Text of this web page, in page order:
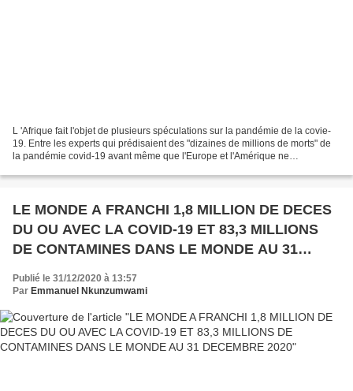
L 'Afrique fait l'objet de plusieurs spéculations sur la pandémie de la covie-
19. Entre les experts qui prédisaient des "dizaines de millions de morts" de
la pandémie covid-19 avant même que l'Europe et l'Amérique ne
LE MONDE A FRANCHI 1,8 MILLION DE DECES
DU OU AVEC LA COVID-19 ET 83,3 MILLIONS
DE CONTAMINES DANS LE MONDE AU 31
DECEMBRE 2020
Publié le 31/12/2020 à 13:57
Par Emmanuel Nkunzumwami